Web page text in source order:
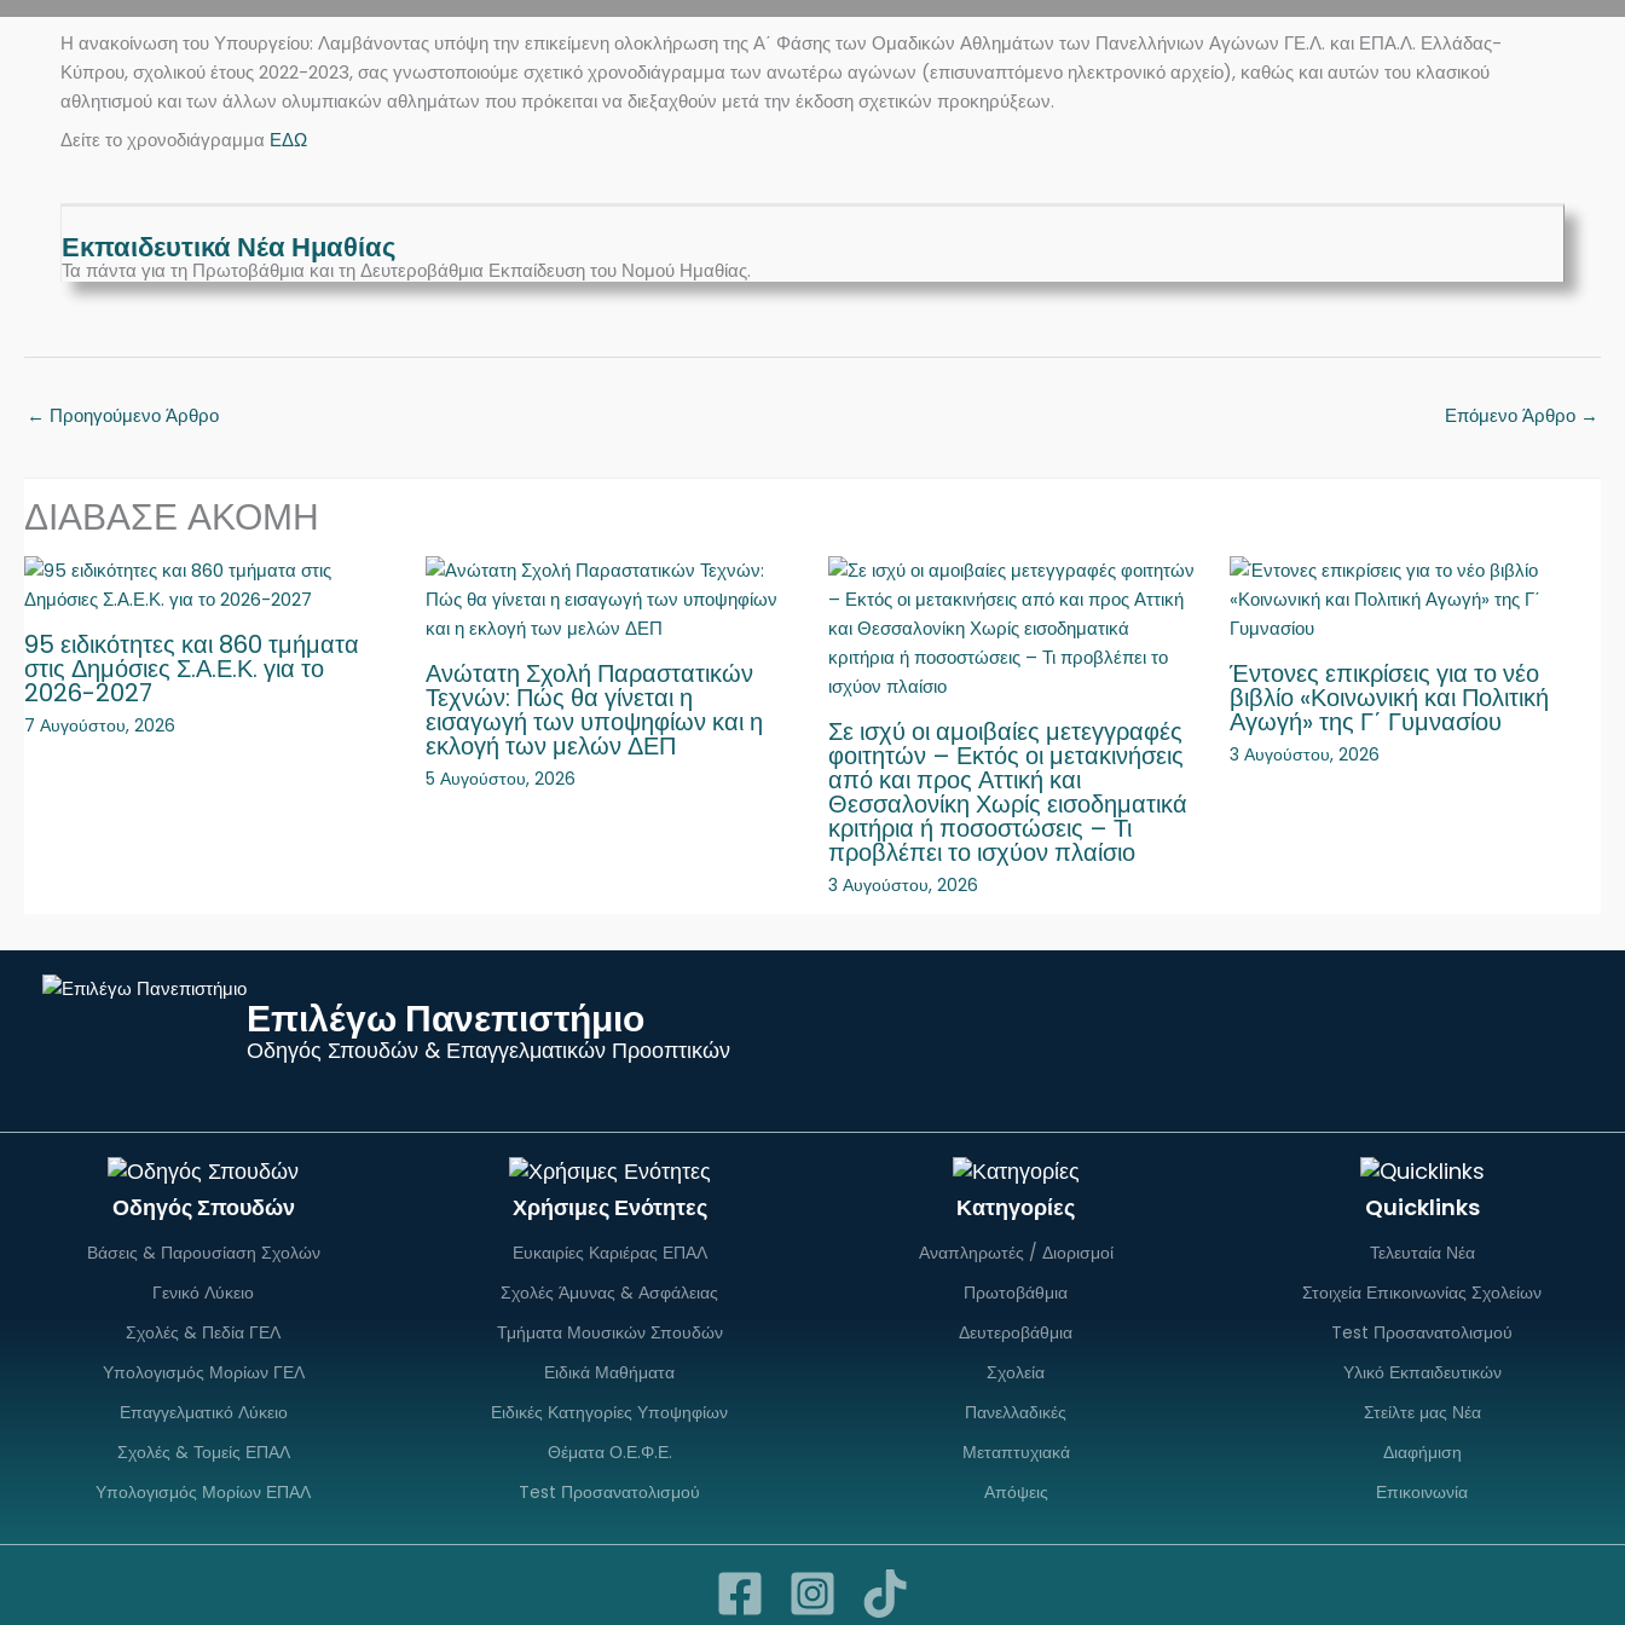
Η ανακοίνωση του Υπουργείου: Λαμβάνοντας υπόψη την επικείμενη ολοκλήρωση της Α΄ Φάσης των Ομαδικών Αθλημάτων των Πανελλήνιων Αγώνων ΓΕ.Λ. και ΕΠΑ.Λ. Ελλάδας-
Κύπρου, σχολικού έτους 2022-2023, σας γνωστοποιούμε σχετικό χρονοδιάγραμμα των ανωτέρω αγώνων (επισυναπτόμενο ηλεκτρονικό αρχείο), καθώς και αυτών του κλασικού
αθλητισμού και των άλλων ολυμπιακών αθλημάτων που πρόκειται να διεξαχθούν μετά την έκδοση σχετικών προκηρύξεων.
Δείτε το χρονοδιάγραμμα ΕΔΩ
Εκπαιδευτικά Νέα Ημαθίας
Τα πάντα για τη Πρωτοβάθμια και τη Δευτεροβάθμια Εκπαίδευση του Νομού Ημαθίας.
← Προηγούμενο Άρθρο Επόμενο Άρθρο →
ΔΙΑΒΑΣΕ ΑΚΟΜΗ
95 ειδικότητες και 860 τμήματα
στις Δημόσιες Σ.Α.Ε.Κ. για το
2026-2027
7 Αυγούστου, 2026
Ανώτατη Σχολή Παραστατικών
Τεχνών: Πώς θα γίνεται η
εισαγωγή των υποψηφίων και η
εκλογή των μελών ΔΕΠ
5 Αυγούστου, 2026
Σε ισχύ οι αμοιβαίες μετεγγραφές
φοιτητών – Εκτός οι μετακινήσεις
από και προς Αττική και
Θεσσαλονίκη Χωρίς εισοδηματικά
κριτήρια ή ποσοστώσεις – Τι
προβλέπει το ισχύον πλαίσιο
3 Αυγούστου, 2026
Έντονες επικρίσεις για το νέο
βιβλίο «Κοινωνική και Πολιτική
Αγωγή» της Γ΄ Γυμνασίου
3 Αυγούστου, 2026
Επιλέγω Πανεπιστήμιο
Οδηγός Σπουδών & Επαγγελματικών Προοπτικών
Οδηγός Σπουδών
Βάσεις & Παρουσίαση Σχολών
Γενικό Λύκειο
Σχολές & Πεδία ΓΕΛ
Υπολογισμός Μορίων ΓΕΛ
Επαγγελματικό Λύκειο
Σχολές & Τομείς ΕΠΑΛ
Υπολογισμός Μορίων ΕΠΑΛ
Χρήσιμες Ενότητες
Ευκαιρίες Καριέρας ΕΠΑΛ
Σχολές Άμυνας & Ασφάλειας
Τμήματα Μουσικών Σπουδών
Ειδικά Μαθήματα
Ειδικές Κατηγορίες Υποψηφίων
Θέματα Ο.Ε.Φ.Ε.
Test Προσανατολισμού
Κατηγορίες
Αναπληρωτές / Διορισμοί
Πρωτοβάθμια
Δευτεροβάθμια
Σχολεία
Πανελλαδικές
Μεταπτυχιακά
Απόψεις
Quicklinks
Τελευταία Νέα
Στοιχεία Επικοινωνίας Σχολείων
Test Προσανατολισμού
Υλικό Εκπαιδευτικών
Στείλτε μας Νέα
Διαφήμιση
Επικοινωνία